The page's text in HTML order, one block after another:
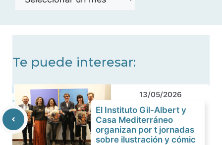
Te puede interesar:
13/05/2026
El Instituto Gil-Albert y
Casa Mediterráneo
organizan por t jornadas
sobre ilustración y cómic